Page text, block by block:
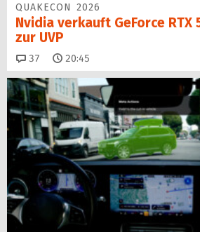
QUAKECON 2026
Nvidia verkauft GeForce RTX
zur UVP
37 Kommentare
20:45